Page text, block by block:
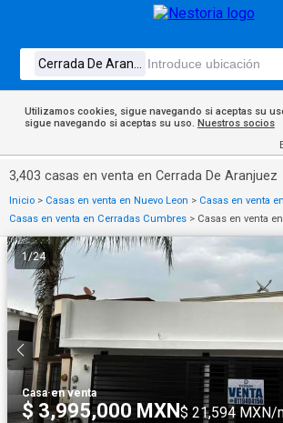
Utilizamos cookies, sigue navegando si aceptas su
sigue navegando si aceptas su uso. Nuestros socios
3,403 casas en venta en Cerrada De Aranjuez
Inicio > Casas en venta en Nuevo Leon > Casas en venta
Casas en venta en Cerradas Cumbres > Casas en venta
1/24
Casa·en venta
$ 3,995,000 MXN$ 21,594 MXN/